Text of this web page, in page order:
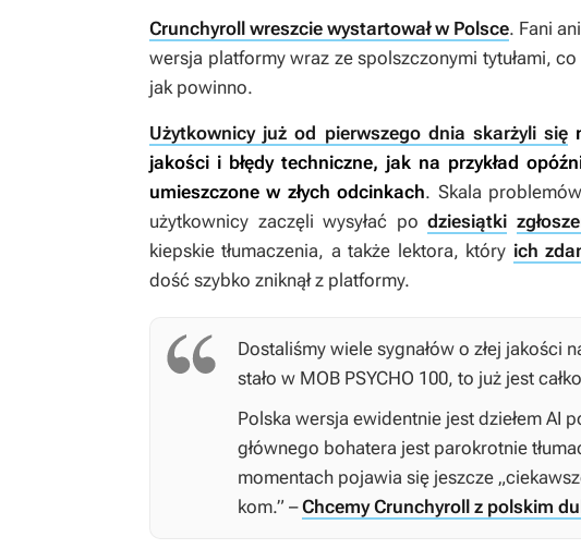
Crunchyroll wreszcie wystartował w Polsce. Fani
wersja platformy wraz ze spolszczonymi tytułami,
jak powinno.
Użytkownicy już od pierwszego dnia skarżyli się
jakości i błędy techniczne, jak na przykład
umieszczone w złych odcinkach. Skala
użytkownicy zaczęli wysyłać podziesiątki
kiepskie tłumaczenia, a także lektora, który ich
dość szybko zniknął z platformy.
Dostaliśmy wiele sygnałów o złej jakości
stało w MOB PSYCHO 100, to już jest
Polska wersja ewidentnie jest dziełem AI
głównego bohatera jest parokrotnie
momentach pojawia się jeszcze
kom.” –Chcemy Crunchyroll z polskim